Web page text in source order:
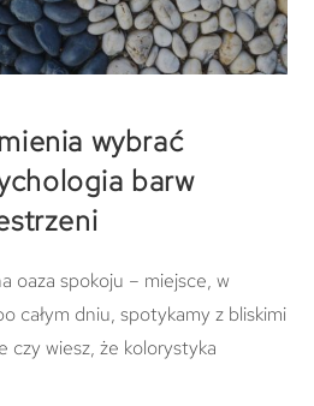
wybrać
barw
oaza spokoju – miejsce, w
całym dniu, spotykamy z bliskimi
czy wiesz, że kolorystyka